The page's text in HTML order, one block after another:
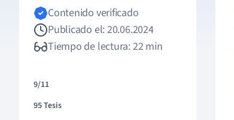
Contenido verificado
Publicado el: 20.06.2024
Tiempo de lectura: 22 min
9/11
95 Tesis